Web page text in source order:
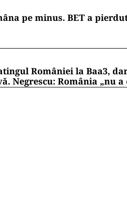
pe minus. BET a
României la Baa3,
Negrescu: România „nu